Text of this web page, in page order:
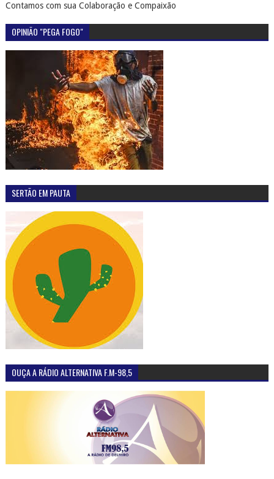
Contamos com sua Colaboração e Compaixão
OPINIÃO "PEGA FOGO"
SERTÃO EM PAUTA
OUÇA A RÁDIO ALTERNATIVA F.M-98,5